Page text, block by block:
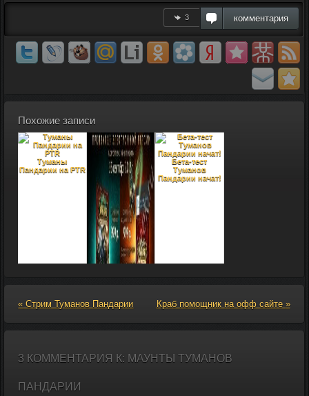
3 комментария
Похожие записи
Туманы
Пандарии на PTR
Туманов
Пандарии
Бета-тест
Туманов
Пандарии начат!
Сводки с беты:
Стартовая зона
« Стрим Туманов Пандарии Краб помощник на офф сайте »
3 КОММЕНТАРИЯ К: МАУНТЫ ТУМАНОВ
ПАНДАРИИ